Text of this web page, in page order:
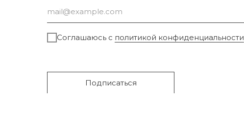
Соглашаюсь с политикой конфиденциальности
Подписаться